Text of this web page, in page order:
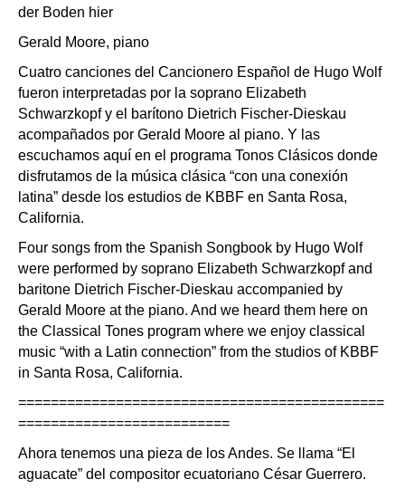
der Boden hier
Gerald Moore, piano
Cuatro canciones del Cancionero Español de Hugo Wolf
fueron interpretadas por la soprano Elizabeth
Schwarzkopf y el barítono Dietrich Fischer-Dieskau
acompañados por Gerald Moore al piano. Y las
escuchamos aquí en el programa Tonos Clásicos donde
disfrutamos de la música clásica “con una conexión
latina” desde los estudios de KBBF en Santa Rosa,
California.
Four songs from the Spanish Songbook by Hugo Wolf
were performed by soprano Elizabeth Schwarzkopf and
baritone Dietrich Fischer-Dieskau accompanied by
Gerald Moore at the piano. And we heard them here on
the Classical Tones program where we enjoy classical
music “with a Latin connection” from the studios of KBBF
in Santa Rosa, California.
=============================================
==========================
Ahora tenemos una pieza de los Andes. Se llama “El
aguacate” del compositor ecuatoriano César Guerrero.